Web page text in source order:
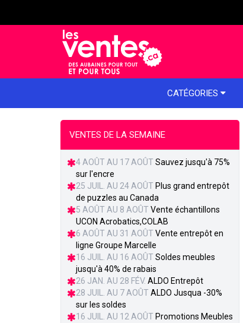
CATÉGORIES
VENTES DE LA SEMAINE
4 AOÛT AU 17 AOÛT Sauvez jusqu'à 75%
sur l'encre
25 JUIL. AU 24 AOÛT Plus grand entrepôt
de puzzles au Canada
5 AOÛT AU 8 AOÛT Vente échantillons
UCON Acrobatics,COLAB
6 AOÛT AU 31 AOÛT Vente entrepôt en
ligne Groupe Marcelle
16 JUIL. AU 16 AOÛT Soldes meubles
jusqu'à 40% de rabais
26 JAN. AU 28 FÉV. ALDO Entrepôt
28 JUIL. AU 7 AOÛT ALDO Jusqua -30%
sur les soldes
16 JUIL. AU 12 AOÛT Promotions Meubles